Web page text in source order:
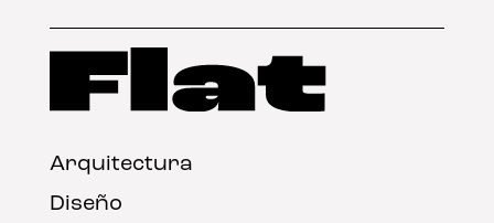
Arquitectura
Diseño